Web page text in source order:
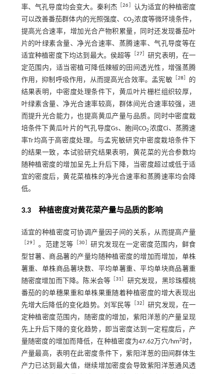
率、气孔导度均会变大。秦利杰
［26
认为适宜的种植密度
可以改善番茄群体内的光照强度、CO2浓度等微环境条件，
提高光合速率，增加光合产物积累量，同时还发现番茄叶
片的叶绿素含量、净光合速率、蒸腾速率、气孔导度等在
适宜种植密度下均达到最大。侯超等
27］研究表明，在一
定范围内，适当密植可降低辣椒的田间透光性，增强蒸腾
作用，抑制呼吸作用，从而提高光合效率。孟宪敏［28
的
结果表明，中密度处理条件下，黄瓜叶片栅栏组织较厚，
叶绿素含量、净光合速率较高，群体间光合速率较强，进
而提升光合能力，也提高黄瓜产量与品质。同时中密度栽
培条件下黄瓜叶片的气孔导度Gs、胞间CO2浓度Ci、蒸腾速
率Tr均高于高密度处理。与孟宪敏研究中密度栽培条件下
的结果一致，本试验研究结果表明，黄花菜的光合参数均
随种植密度的增加呈先上升后下降，当密度超过或低于适
宜的密度后，黄花菜植株的净光合速率和蒸腾速率均会降
低。
3.3 种植密度对黄花菜产量与品质的影响
适宜的种植密度可协调产量因子间的关系，从而提高产量
［29 。范建芝等 ［30 ］研究发现在一定密度范围内，鲜食
型甘薯、商品薯的产量均随种植密度的增加而增加，单株
薯重、单株商品薯块数、平均单薯重、平均单块商品薯重
随密度增加而下降。陈米会等 ［31
研究发现，黑珍珠樱桃
番茄的的单穗果重和单株果重随着种植密度的增大表现出
先增大后降低的变化趋势。刘军民等
32 ］研究发现，在一
定种植密度范围内，随密度的增加，紫阳洋葱的产量呈现
先上升后下降的变化趋势，即当密度达到一定程度后，产
量随密度的增加而降低，在种植密度为47.62万穴/hm2时，
产量最高，表明在此密度条件下，紫阳洋葱的田间群体生
产力已达到最大值，继续增加密度会导致紫阳洋葱通风透